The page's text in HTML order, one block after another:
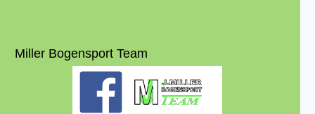
Miller Bogensport Team